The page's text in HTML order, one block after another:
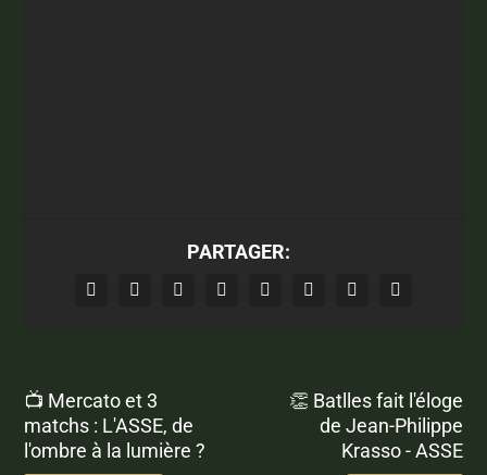
PARTAGER:
📺 Mercato et 3
matchs : L'ASSE, de
l'ombre à la lumière ?
👏 Batlles fait l'éloge
de Jean-Philippe
Krasso - ASSE